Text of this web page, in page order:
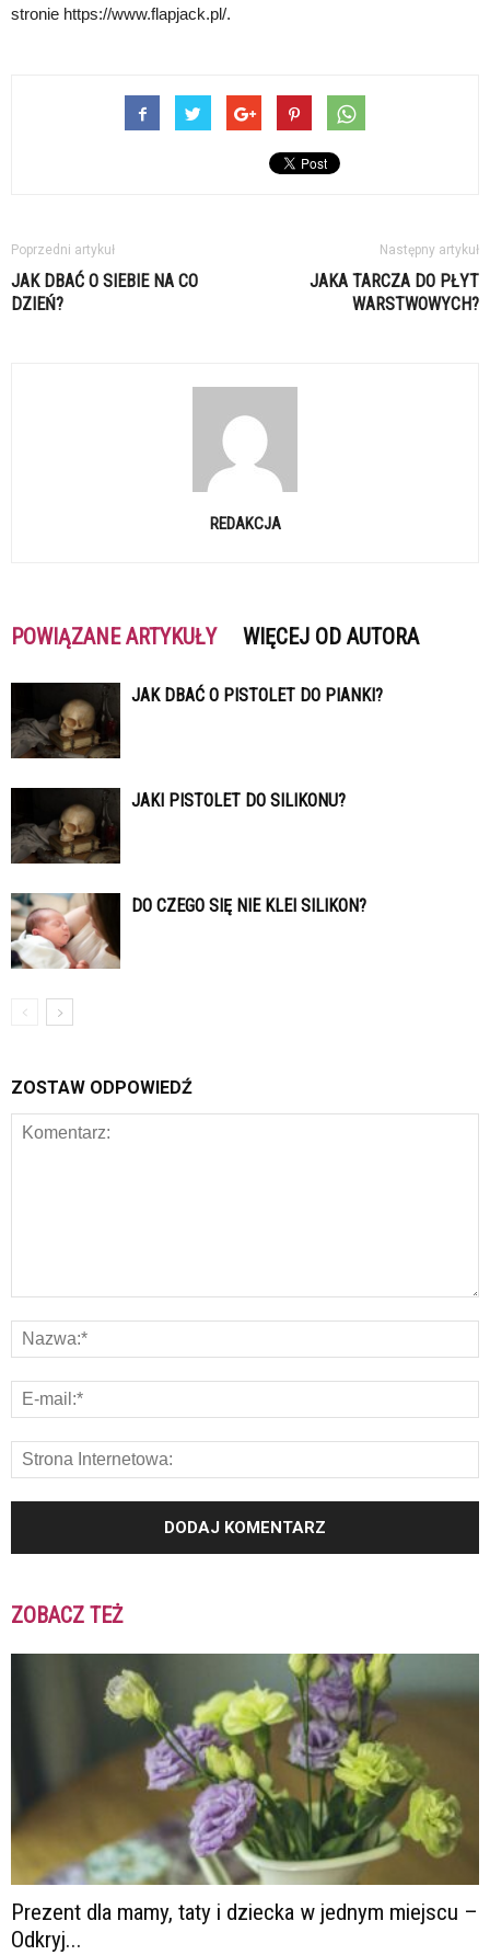
stronie https://www.flapjack.pl/.
Poprzedni artykuł
JAK DBAĆ O SIEBIE NA CO
DZIEŃ?
Następny artykuł
JAKA TARCZA DO PŁYT
WARSTWOWYCH?
REDAKCJA
POWIĄZANE ARTYKUŁY WIĘCEJ OD AUTORA
JAK DBAĆ O PISTOLET DO PIANKI?
JAKI PISTOLET DO SILIKONU?
DO CZEGO SIĘ NIE KLEI SILIKON?
ZOSTAW ODPOWIEDŹ
ZOBACZ TEŻ
Prezent dla mamy, taty i dziecka w jednym miejscu –
Odkryj...